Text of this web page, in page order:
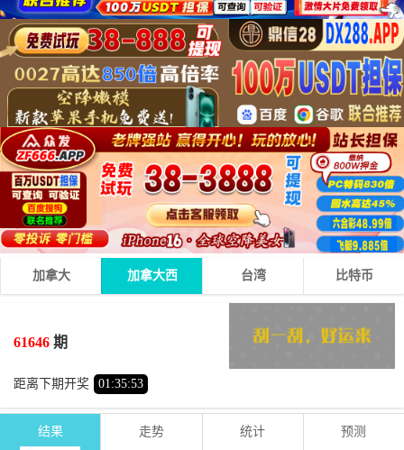
加拿大 加拿大西 台湾 比特币
61646 期
距离下期开奖 01:35:53
4 + 3 + 2 = 09
期号 号码
结果 走势 统计 预测